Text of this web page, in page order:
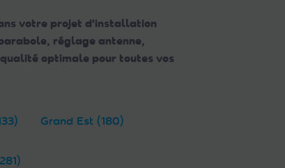
votre projet d'installation
réglage antenne,
optimale pour toutes vos
Grand Est (180)